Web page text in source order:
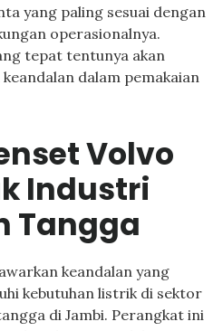
yang paling sesuai dengan
operasionalnya.
tepat tentunya akan
dalam pemakaian
Volvo
Industri
Tangga
keandalan yang
kebutuhan listrik di sektor
di Jambi. Perangkat ini